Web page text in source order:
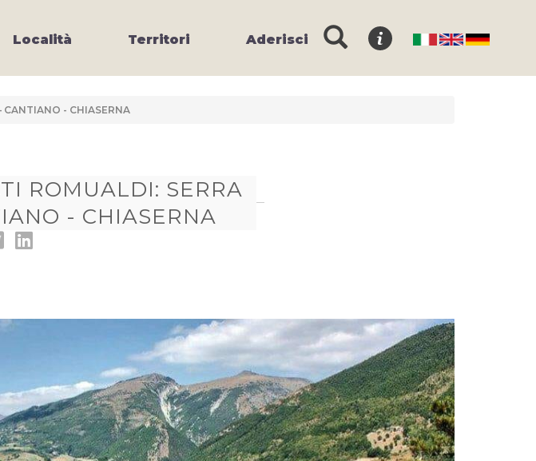
Località Territori Aderisci
CANTIANO - CHIASERNA
ROMUALDI: SERRA
- CHIASERNA